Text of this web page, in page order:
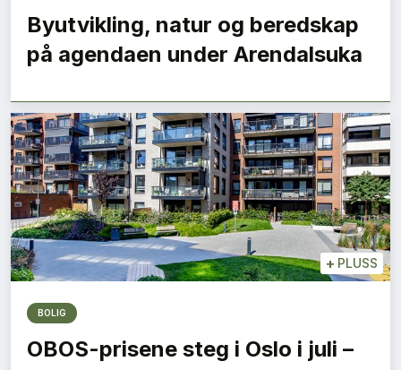
Byutvikling, natur og beredskap
på agendaen under Arendalsuka
+ PLUSS
BOLIG
OBOS-prisene steg i Oslo i juli –